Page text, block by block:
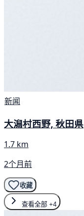
新闻
大潟村西野, 秋田県
1.7 km
2个月前
收藏
查看全部 +4